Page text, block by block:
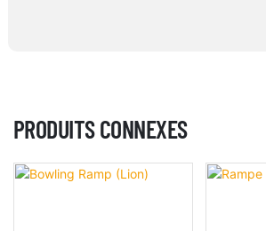
PRODUITS CONNEXES